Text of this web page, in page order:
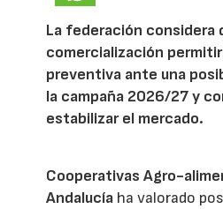
La federación considera
comercialización
preventiva ante una
la campaña 2026/27 y
estabilizar el mercado.
Cooperativas Agro-
Andalucía ha valorado